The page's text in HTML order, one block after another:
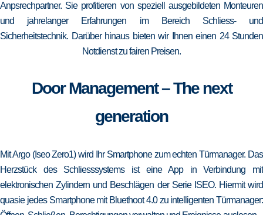
Anpsrechpartner. Sie profitieren von speziell ausgebildeten Monteuren
und jahrelanger Erfahrungen im Bereich Schliess- und
Sicherheitstechnik. Darüber hinaus bieten wir Ihnen einen 24 Stunden
Notdienst zu fairen Preisen.
Door Management – The next
generation
Mit Argo (Iseo Zero1) wird Ihr Smartphone zum echten Türmanager. Das
Herzstück des Schliesssystems ist eine App in Verbindung mit
elektronischen Zylindern und Beschlägen der Serie ISEO. Hiermit wird
quasie jedes Smartphone mit Bluethoot 4.0 zu intelligenten Türmanager: